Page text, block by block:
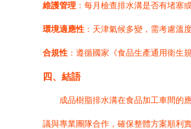
維護管理 ：每月檢查排水溝是否有堵塞
環境適應性 ：天津氣候多變，需考慮溫
合規性 ：遵循國家《食品生產通用衛生
四、結語
成品樹脂排水溝在食品加工車間的
議與專業團隊合作，確保整體方案順利實